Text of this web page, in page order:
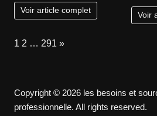
Voir article complet Voir
Page:
1 2 … 291 Next
»
Copyright © 2026 les besoins et
professionnelle. All rights reserved.